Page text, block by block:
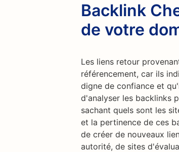
Backlink
de votre
Les liens retour
référencement, car ils
digne de confiance et
d'analyser les backlinks
sachant quels sont les
et la pertinence de ces
de créer de nouveaux
autorité, de sites